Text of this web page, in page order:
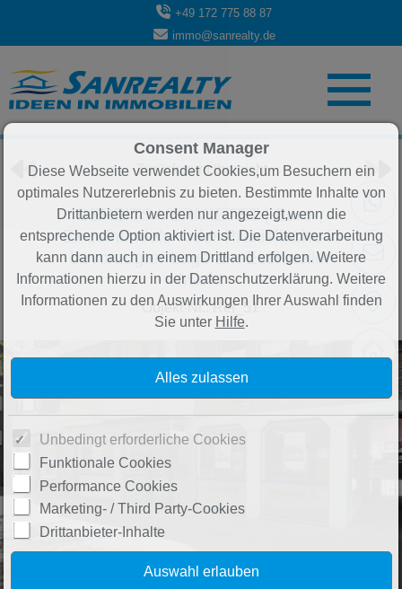
+49 172 775 88 87
immo@sanrealty.de
Objekt 21 von 84
Zurück zur Übersicht
BEREITS VERMIETET | Büro-,
Einzelhandels- oder Praxisfläche in
bevorzugter Lage am Eschweiler
Markt
Objekt-Nr.: Ref_51
Consent Manager
Diese Webseite verwendet Cookies,um Besuchern ein
optimales Nutzererlebnis zu bieten. Bestimmte Inhalte von
Drittanbietern werden nur angezeigt,wenn die
entsprechende Option aktiviert ist. Die Datenverarbeitung
kann dann auch in einem Drittland erfolgen. Weitere
Informationen hierzu in der Datenschutzerklärung. Weitere
Informationen zu den Auswirkungen Ihrer Auswahl finden
Sie unter Hilfe.
Unbedingt erforderliche Cookies
Funktionale Cookies
Performance Cookies
Marketing- / Third Party-Cookies
Drittanbieter-Inhalte